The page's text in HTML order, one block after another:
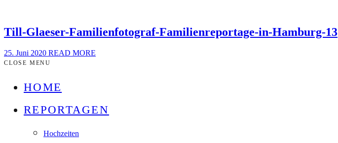
Till-Glaeser-Familienfotograf-Familienreportage-in-Hamburg-13
25. Juni 2020 READ MORE
CLOSE MENU
HOME
REPORTAGEN
Hochzeiten